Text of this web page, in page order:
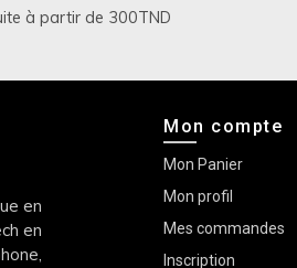
à partir de 300TND
en
en
Mon compte
Mon Panier
Mon profil
Mes commandes
Inscription